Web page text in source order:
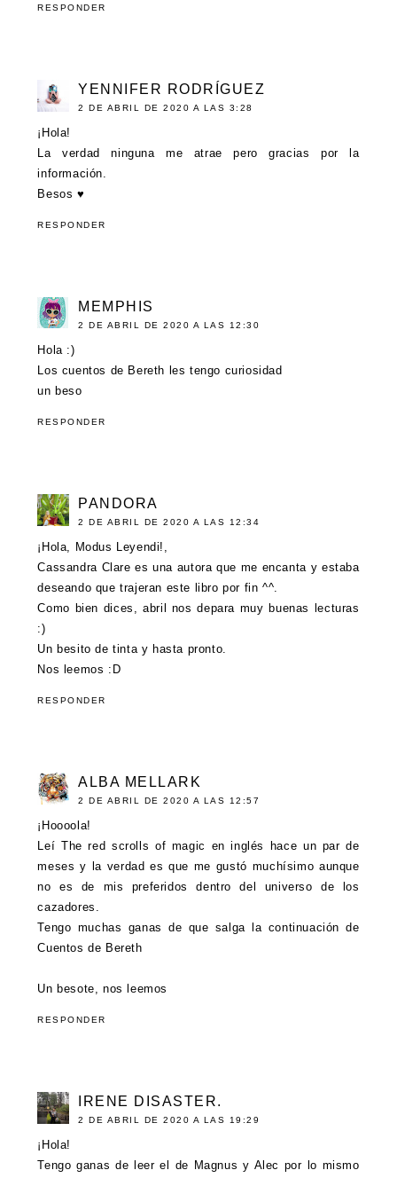
RESPONDER
YENNIFER RODRÍGUEZ
2 DE ABRIL DE 2020 A LAS 3:28
¡Hola!
La verdad ninguna me atrae pero gracias por la
información.
Besos ♥
RESPONDER
MEMPHIS
2 DE ABRIL DE 2020 A LAS 12:30
Hola :)
Los cuentos de Bereth les tengo curiosidad
un beso
RESPONDER
PANDORA
2 DE ABRIL DE 2020 A LAS 12:34
¡Hola, Modus Leyendi!,
Cassandra Clare es una autora que me encanta y estaba
deseando que trajeran este libro por fin ^^.
Como bien dices, abril nos depara muy buenas lecturas
:)
Un besito de tinta y hasta pronto.
Nos leemos :D
RESPONDER
ALBA MELLARK
2 DE ABRIL DE 2020 A LAS 12:57
¡Hoooola!
Leí The red scrolls of magic en inglés hace un par de
meses y la verdad es que me gustó muchísimo aunque
no es de mis preferidos dentro del universo de los
cazadores.
Tengo muchas ganas de que salga la continuación de
Cuentos de Bereth
Un besote, nos leemos
RESPONDER
IRENE DISASTER.
2 DE ABRIL DE 2020 A LAS 19:29
¡Hola!
Tengo ganas de leer el de Magnus y Alec por lo mismo